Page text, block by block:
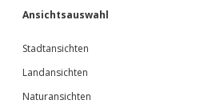
Ansichtsauswahl
Stadtansichten
Landansichten
Naturansichten